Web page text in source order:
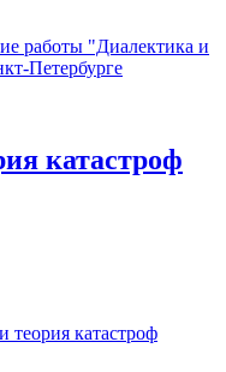
работы "Диалектика и
Петербурге
катастроф
катастроф